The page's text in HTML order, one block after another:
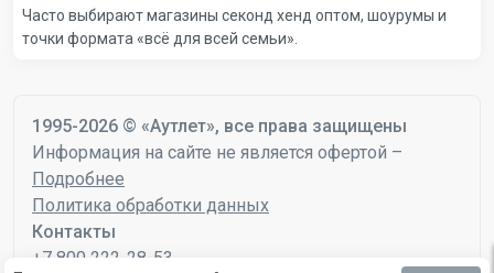
Часто выбирают магазины секонд хенд оптом, шоурумы и
точки формата «всё для всей семьи».
1995-2026 © «Аутлет», все права защищены
Информация на сайте не является офертой –
Подробнее
Политика обработки данных
Контакты
+7 800 222-28-53